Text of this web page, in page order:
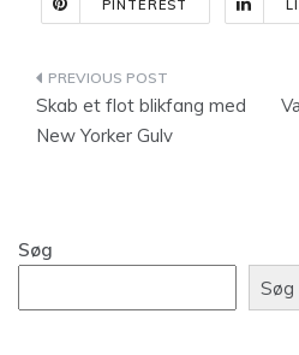
PINTEREST
Indlægsnavigation
Skab et flot blikfang med
New Yorker Gulv
Søg
Søg